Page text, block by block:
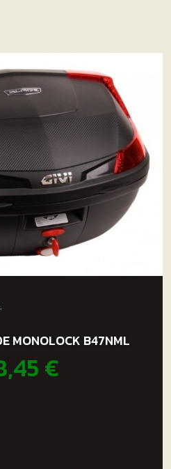
,
MONOLOCK B47NML
€